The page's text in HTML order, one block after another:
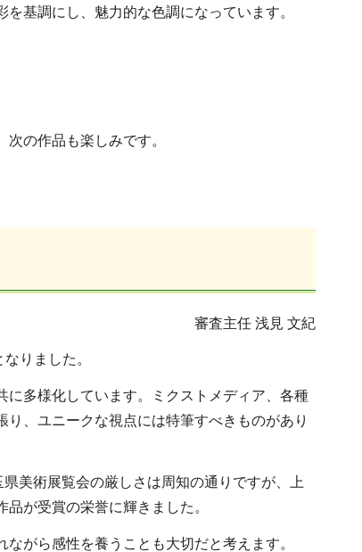
基調にし、魅力的な色調になっています。
の作品も楽しみです。
審査主任 浅見 文紀
りました。
多様化しています。ミクストメディア、各種
、ユニークな視点には特筆すべきものがあり
美術展覧会の厳しさは周知の通りですが、上
が受賞の栄誉に輝きました。
がら感性を養うことも大切だと考えます。